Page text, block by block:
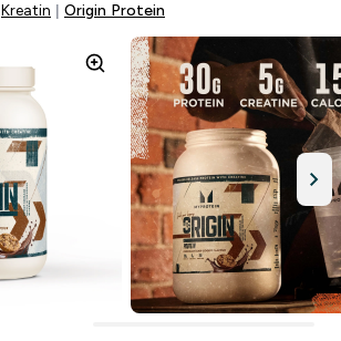
Kreatin Origin Protein